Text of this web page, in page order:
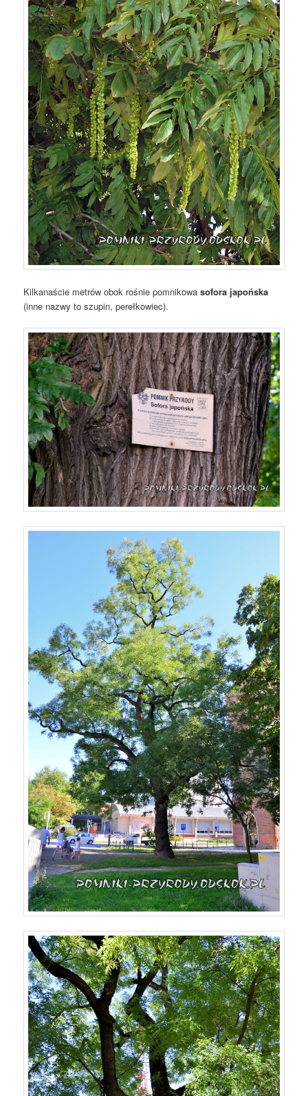
Kilkanaście metrów obok rośnie pomnikowasofora japońska
(inne nazwy to szupin, perełkowiec).